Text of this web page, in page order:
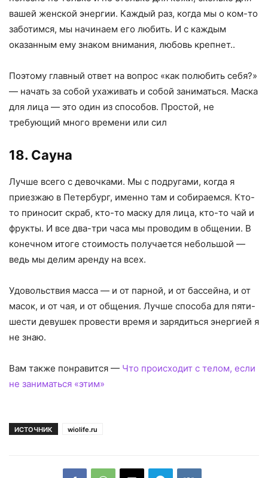
вашей женской энергии. Каждый раз, когда мы о ком-то
заботимся, мы начинаем его любить. И с каждым
оказанным ему знаком внимания, любовь крепнет..
Поэтому главный ответ на вопрос «как полюбить себя?»
— начать за собой ухаживать и собой заниматься. Маска
для лица — это один из способов. Простой, не
требующий много времени или сил
18. Сауна
Лучше всего с девочками. Мы с подругами, когда я
приезжаю в Петербург, именно там и собираемся. Кто-
то приносит скраб, кто-то маску для лица, кто-то чай и
фрукты. И все два-три часа мы проводим в общении. В
конечном итоге стоимость получается небольшой —
ведь мы делим аренду на всех.
Удовольствия масса — и от парной, и от бассейна, и от
масок, и от чая, и от общения. Лучше способа для пяти-
шести девушек провести время и зарядиться энергией я
не знаю.
Вам также понравится — Что происходит с телом, если
не заниматься «этим»
ИСТОЧНИК wiolife.ru